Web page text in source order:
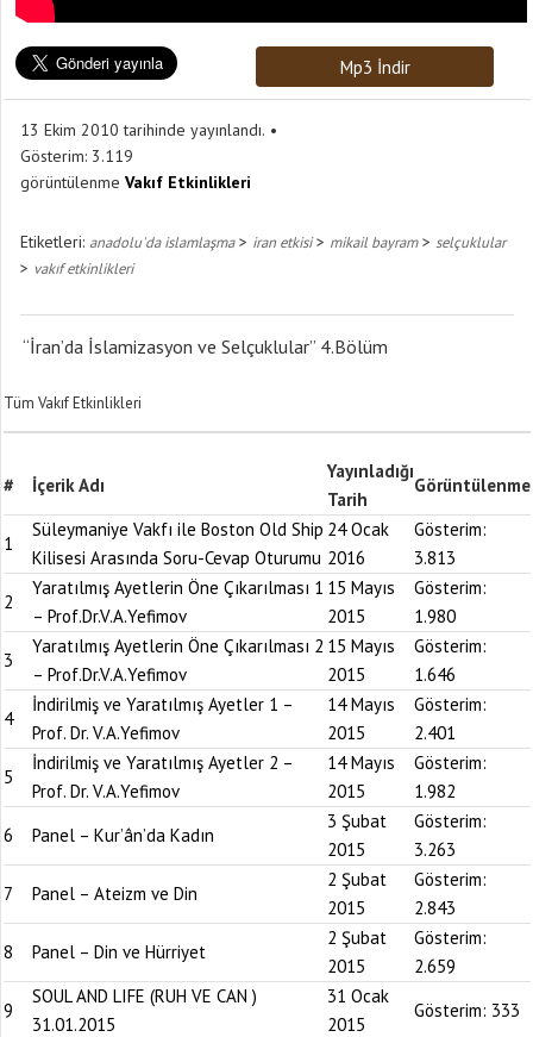
Mp3 İndir
13 Ekim 2010 tarihinde yayınlandı.
Gösterim: 3.119
görüntülenme Vakıf Etkinlikleri
Etiketleri: anadolu'da islamlaşma> iran etkisi> mikail bayram> selçuklular
> vakıf etkinlikleri
“İran’da İslamizasyon ve Selçuklular” 4.Bölüm
Tüm Vakıf Etkinlikleri
# İçerik Adı
Yayınladığı
Tarih
Görüntülenme
1
Süleymaniye Vakfı ile Boston Old Ship
Kilisesi Arasında Soru-Cevap Oturumu
24 Ocak
2016
Gösterim:
3.813
2
Yaratılmış Ayetlerin Öne Çıkarılması 1
– Prof.Dr.V.A.Yefimov
15 Mayıs
2015
Gösterim:
1.980
3
Yaratılmış Ayetlerin Öne Çıkarılması 2
– Prof.Dr.V.A.Yefimov
15 Mayıs
2015
Gösterim:
1.646
4
İndirilmiş ve Yaratılmış Ayetler 1 –
Prof. Dr. V.A.Yefimov
14 Mayıs
2015
Gösterim:
2.401
5
İndirilmiş ve Yaratılmış Ayetler 2 –
Prof. Dr. V.A.Yefimov
14 Mayıs
2015
Gösterim:
1.982
6
Panel – Kur’ân’da Kadın
3 Şubat
2015
Gösterim:
3.263
7
Panel – Ateizm ve Din
2 Şubat
2015
Gösterim:
2.843
8
Panel – Din ve Hürriyet
2 Şubat
2015
Gösterim:
2.659
9
SOUL AND LIFE (RUH VE CAN )
31.01.2015
31 Ocak
2015
Gösterim: 333